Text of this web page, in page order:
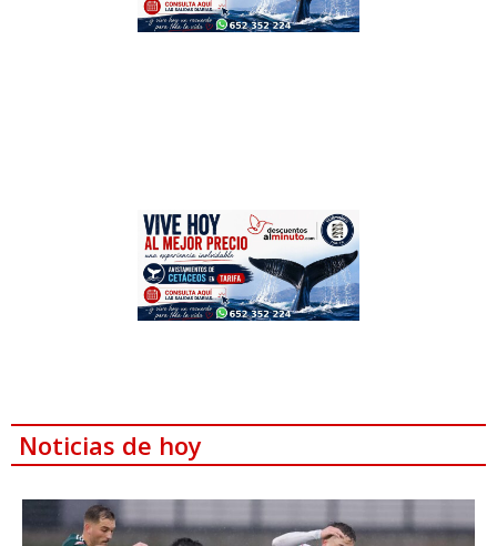
Noticias de hoy